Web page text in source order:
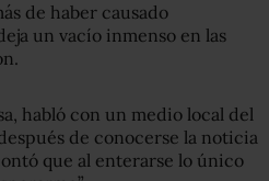
de haber causado
un vacío inmenso en las
habló con un medio local del
de conocerse la noticia
que al enterarse lo único